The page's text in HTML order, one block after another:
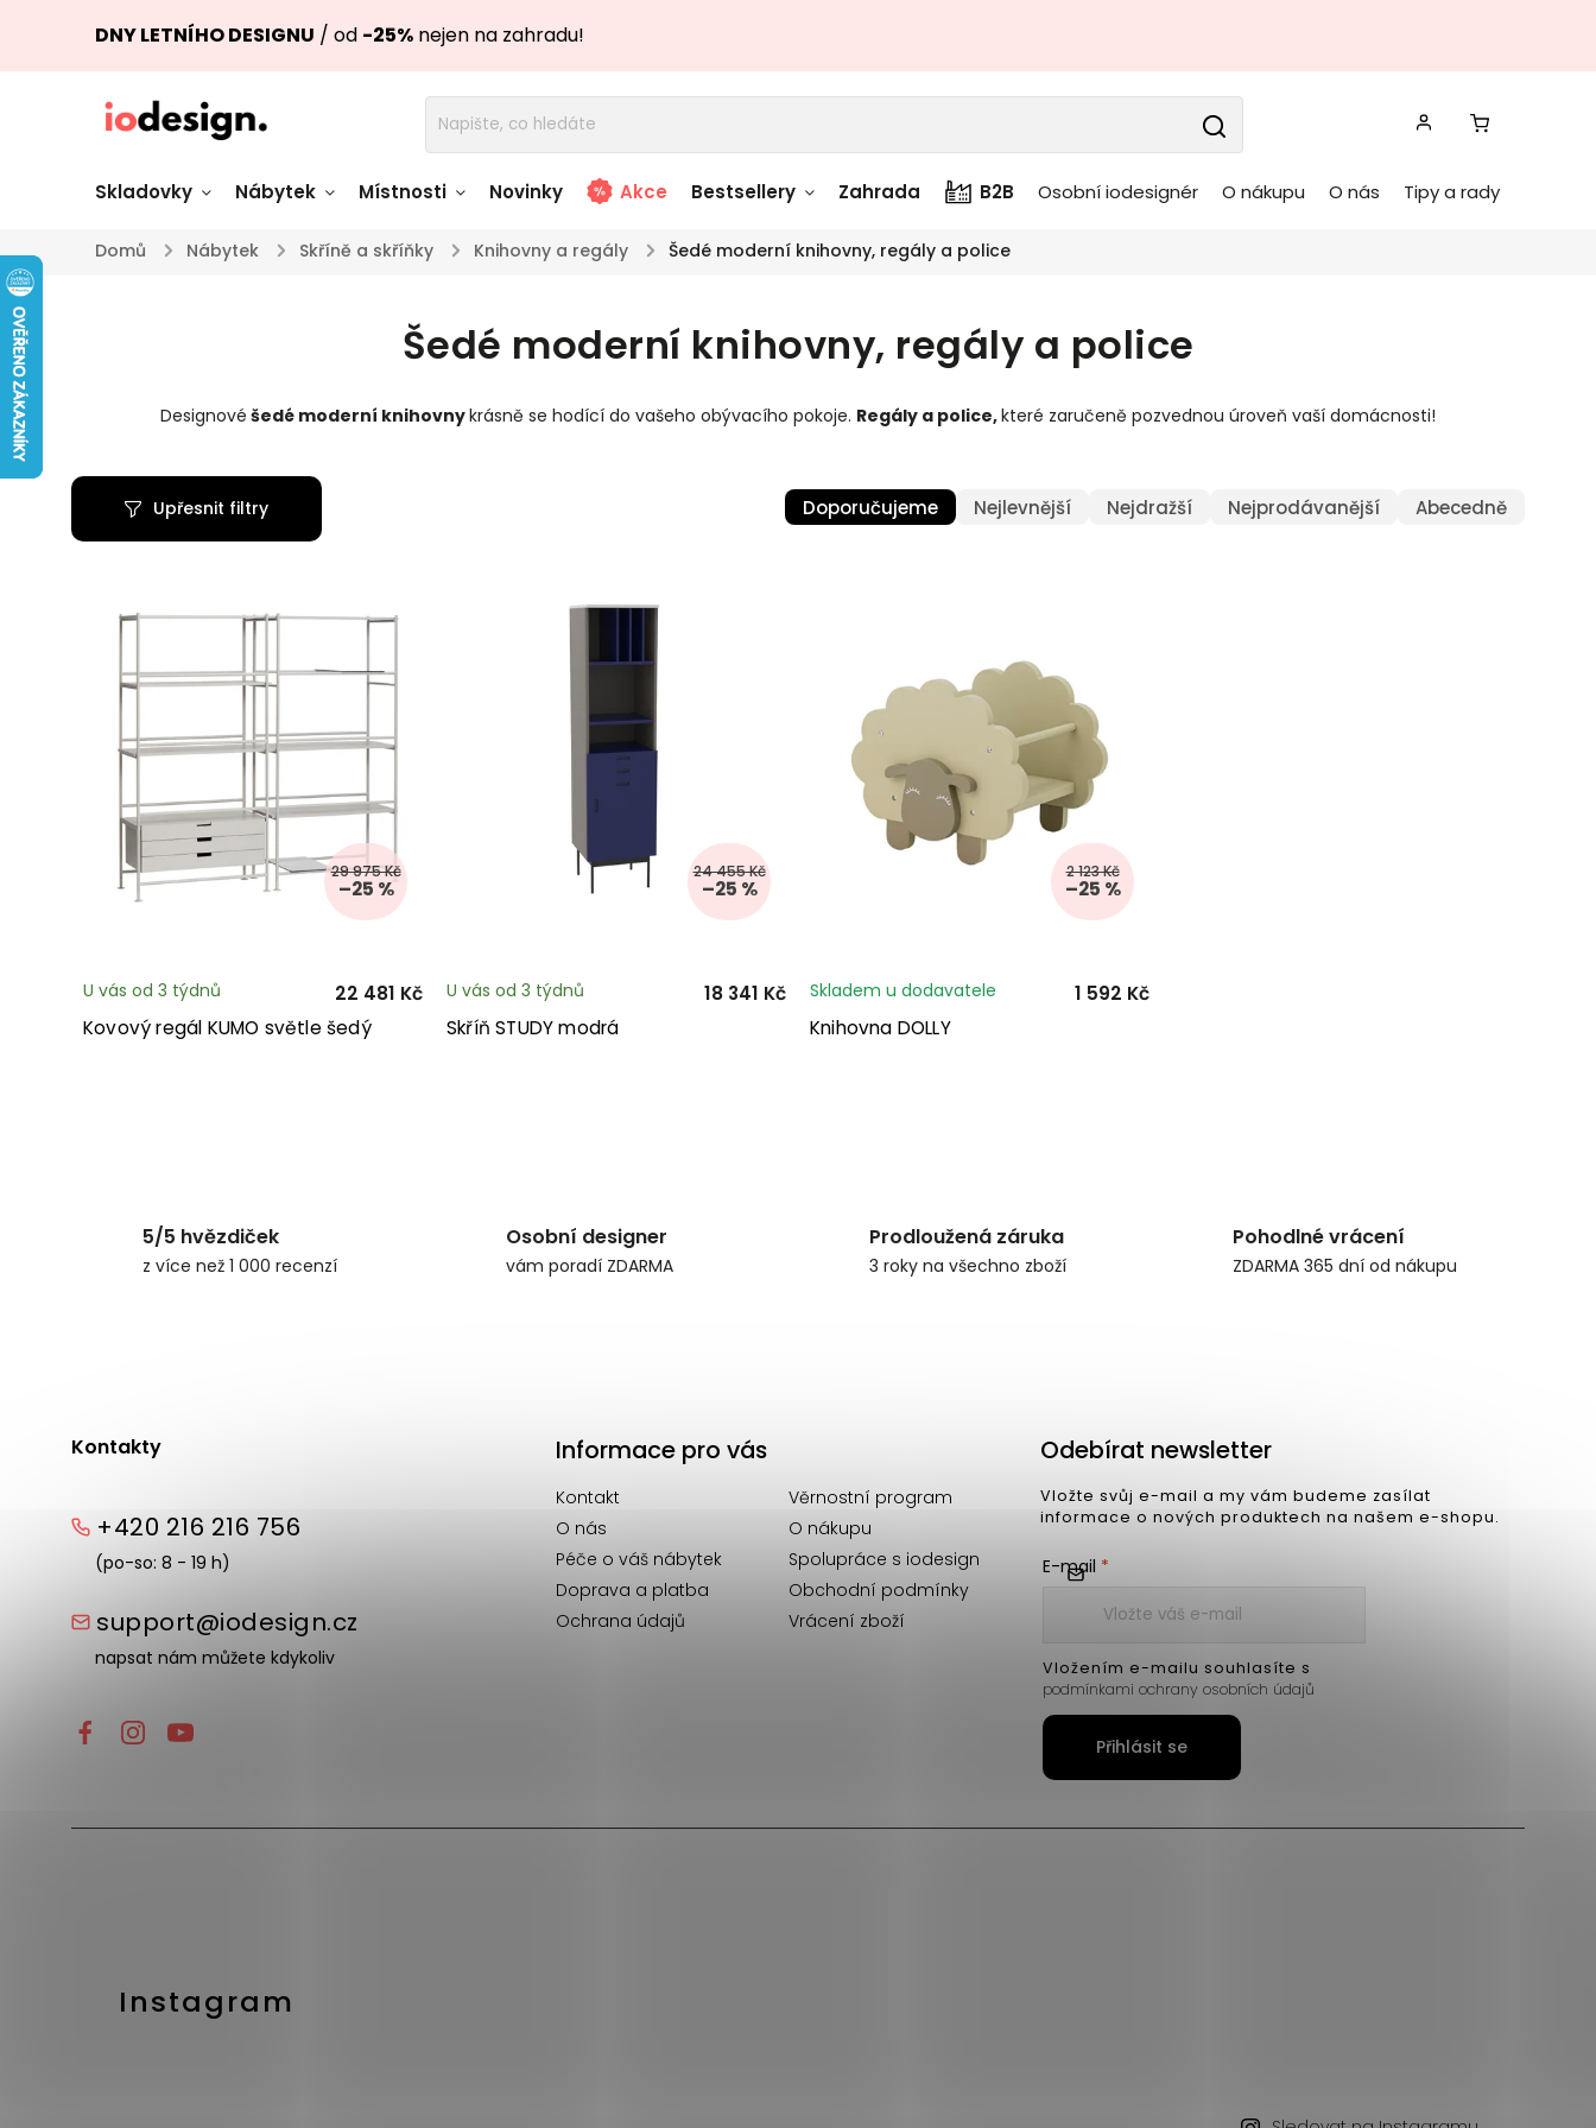
DNY LETNÍHO DESIGNU / od -25% nejen na zahradu!
Skladovky
Židle skladem Stoly skladem
Úložné prostory
skladem
Zahradní nábytek
skladem
Světla skladem
Doplňky a
Textílie skladem
Nádobí skladem
Nábytek Místnosti Novinky Akce Bestsellery Zahrada B2B Osobní iodesignér O nákupu O nás Tipy a rady
Domů / Nábytek / Skříně a skříňky / Knihovny a regály / Šedé moderní knihovny, regály a police
Šedé moderní knihovny, regály a police
Designové šedé moderní knihovnykrásně se hodící do vašeho obývacího pokoje. Regály a police,které zaručeně pozvednou úroveň vaší domácnosti!
Doporučujeme Nejlevnější Nejdražší Nejprodávanější Abecedně
Upřesnit filtry
29 975 Kč
–25 %
Kovový regál KUMO světle šedý
U vás od 3 týdnů 22 481 Kč
24 455 Kč
–25 %
Skříň STUDY modrá
U vás od 3 týdnů 18 341 Kč
2 123 Kč
–25 %
Knihovna DOLLY
Skladem u dodavatele 1 592 Kč
5/5 hvězdiček
z více než 1 000 recenzí
Osobní designer
vám poradí ZDARMA
Prodloužená záruka
3 roky na všechno zboží
Pohodlné vrácení
ZDARMA 365 dní od nákupu
Kontakty
+420 216 216 756
(po-so: 8 - 19 h)
support@iodesign.cz
napsat nám můžete kdykoliv
Informace pro vás
Kontakt
Věrnostní program
O nás
O nákupu
Péče o váš nábytek
Spolupráce s iodesign
Doprava a platba
Obchodní podmínky
Ochrana údajů
Vrácení zboží
Instagram
Odebírat newsletter
Vložte svůj e-mail a my vám budeme zasílat
informace o nových produktech na našem e-shopu.
E-mail
Vložením e-mailu souhlasíte s
podmínkami ochrany osobních údajů
Přihlásit se